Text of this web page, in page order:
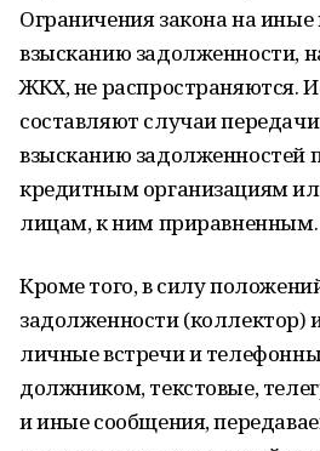
Ограничения закона на
взысканию задолженности,
ЖКХ, не распространяются.
составляют случаи
взысканию задолженностей
кредитным организациям
лицам, к ним приравненным.
Кроме того, в силу
задолженности (коллектор)
личные встречи и
должником, текстовые,
и иные сообщения,